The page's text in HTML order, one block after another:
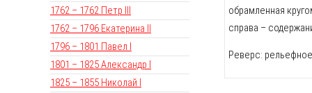
1762 – 1762 Петр III
1762 – 1796 Екатерина II
1796 – 1801 Павел I
1801 – 1825 Александр I
1825 – 1855 Николай I
обрамленная
справа –
Реверс: